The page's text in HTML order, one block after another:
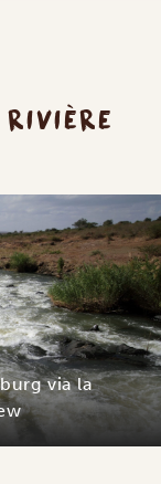
via la